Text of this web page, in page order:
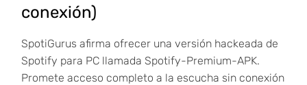
conexión)
SpotiGurus afirma ofrecer una versión hackeada de
Spotify para PC llamada Spotify-Premium-APK.
Promete acceso completo a la escucha sin conexión